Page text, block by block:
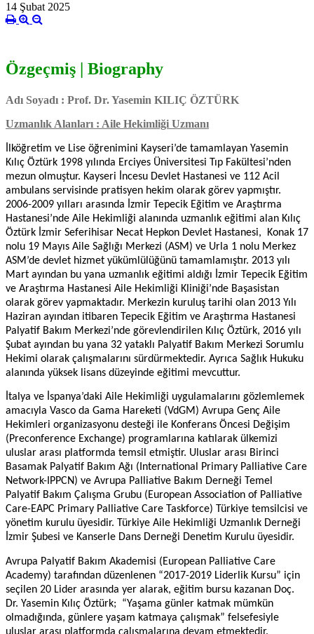
14 Şubat 2025
Özgeçmiş | Biography
Adı Soyadı : Prof. Dr. Yasemin KILIÇ ÖZTÜRK
Uzmanlık Alanları : Aile Hekimliği Uzmanı
İlköğretim ve Lise öğrenimini Kayseri’de tamamlayan Yasemin
Kılıç Öztürk 1998 yılında Erciyes Üniversitesi Tıp Fakültesi’nden
mezun olmuştur. Kayseri İncesu Devlet Hastanesi ve 112 Acil
ambulans servisinde pratisyen hekim olarak görev yapmıştır.
2006-2009 yılları arasında İzmir Tepecik Eğitim ve Araştırma
Hastanesi’nde Aile Hekimliği alanında uzmanlık eğitimi alan Kılıç
Öztürk İzmir Seferihisar Necat Hepkon Devlet Hastanesi, Konak 17
nolu 19 Mayıs Aile Sağlığı Merkezi (ASM) ve Urla 1 nolu Merkez
ASM’de devlet hizmet yükümlülüğünü tamamlamıştır. 2013 yılı
Mart ayından bu yana uzmanlık eğitimi aldığı İzmir Tepecik Eğitim
ve Araştırma Hastanesi Aile Hekimliği Kliniği’nde Başasistan
olarak görev yapmaktadır. Merkezin kuruluş tarihi olan 2013 Yılı
Haziran ayından itibaren Tepecik Eğitim ve Araştırma Hastanesi
Palyatif Bakım Merkezi’nde görevlendirilen Kılıç Öztürk, 2016 yılı
Şubat ayından bu yana 32 yataklı Palyatif Bakım Merkezi Sorumlu
Hekimi olarak çalışmalarını sürdürmektedir. Ayrıca Sağlık Hukuku
alanında yüksek lisans düzeyinde eğitimi mevcuttur.
İtalya ve İspanya’daki Aile Hekimliği uygulamalarını gözlemlemek
amacıyla Vasco da Gama Hareketi (VdGM) Avrupa Genç Aile
Hekimleri organizasyonu desteği ile Konferans Öncesi Değişim
(Preconference Exchange) programlarına katılarak ülkemizi
uluslar arası platformda temsil etmiştir. Uluslar arası Birinci
Basamak Palyatif Bakım Ağı (International Primary Palliative Care
Network-IPPCN) ve Avrupa Palliative Bakım Derneği Temel
Palyatif Bakım Çalışma Grubu (European Association of Palliative
Care-EAPC Primary Palliative Care Taskforce) Türkiye temsilcisi ve
yönetim kurulu üyesidir. Türkiye Aile Hekimliği Uzmanlık Derneği
İzmir Şubesi ve Kanserle Dans Derneği Denetim Kurulu üyesidir.
Avrupa Palyatif Bakım Akademisi (European Palliative Care
Academy) tarafından düzenlenen “2017-2019 Liderlik Kursu” için
seçilen 20 Lider arasında yer alarak, eğitim bursu kazanan Doç.
Dr. Yasemin Kılıç Öztürk; “Yaşama günler katmak mümkün
olmadığında, günlere yaşam katmaya çalışmak” felsefesiyle